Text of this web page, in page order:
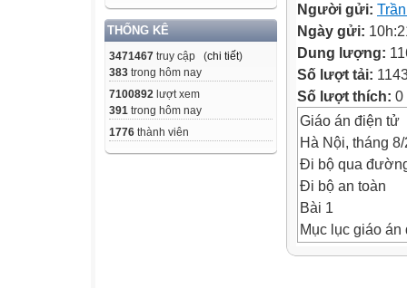
THỐNG KÊ
3471467 truy cập (chi tiết)
383 trong hôm nay
7100892 lượt xem
391 trong hôm nay
1776 thành viên
Người gửi:
Ngày gửi:
Dung lượng:
Số lượt tải:
Số lượt thích: 0
Giáo án điện tử
Hà Nội, tháng
Đi bộ qua
Đi bộ an toàn
Bài 1
Mục lục giáo án